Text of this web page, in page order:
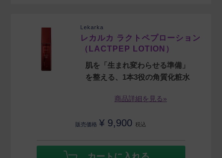
Lekarka
レカルカ ラクトペプローション
（LACTPEP LOTION）
肌を「生まれ変わらせる準備」
を整える、1本3役の角質化粧水
商品詳細を見る»
販売価格 ¥ 9,900 税込